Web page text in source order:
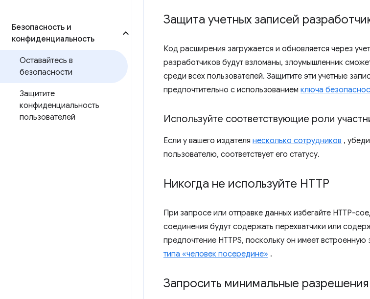
Безопасность и
конфиденциальность
Оставайтесь в
безопасности
Защитите
конфиденциальность
пользователей
Защита учетных записей
Код расширения загружается и обновляется через
разработчиков будут взломаны, злоумышленник
среди всех пользователей. Защитите эти учетные
предпочтительно с использованием ключа
Используйте соответствующие роли
Если у вашего издателя несколько сотрудников ,
пользователю, соответствует его статусу.
Никогда не используйте HTTP
При запросе или отправке данных избегайте HTTP-
соединения будут содержать перехватчики или
предпочтение HTTPS, поскольку он имеет
типа «человек посередине» .
Запросить минимальные разрешения